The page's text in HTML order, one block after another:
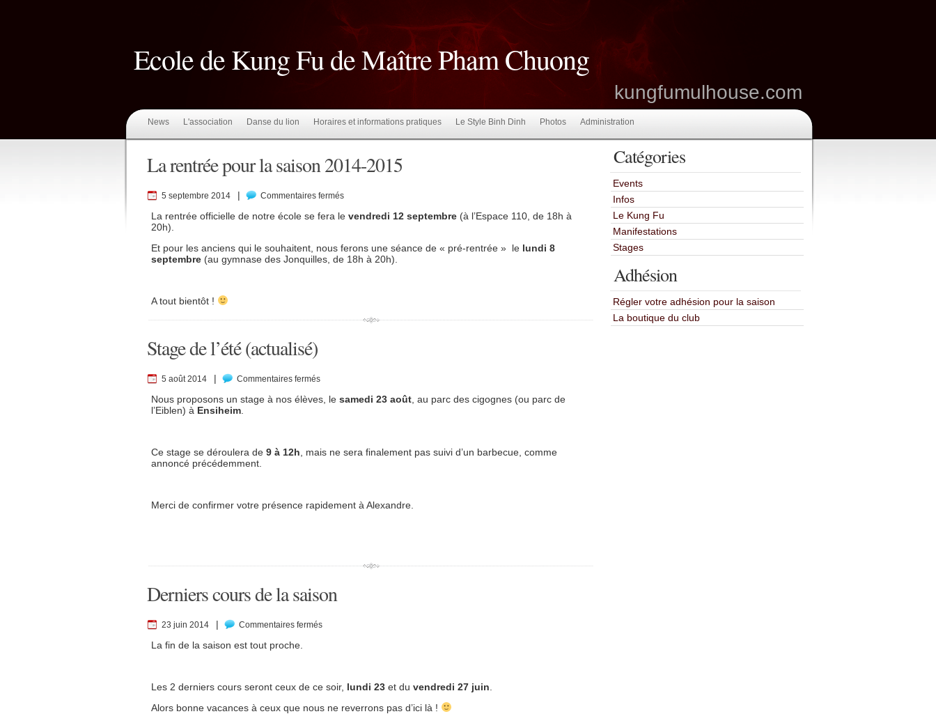
Ecole de Kung Fu de Maître Pham Chuong
kungfumulhouse.com
News L'association Danse du lion Horaires et informations pratiques Le Style Binh Dinh Photos Administration
La rentrée pour la saison 2014-2015
5 septembre 2014 | Commentaires ferméssur
rentrée
pour
2014-
2015
La rentrée officielle de notre école se fera le vendredi 12 septembre (à l’Espace 110, de 18h à
20h).
Et pour les anciens qui le souhaitent, nous ferons une séance de « pré-rentrée » le lundi 8
septembre (au gymnase des Jonquilles, de 18h à 20h).
A tout bientôt !
Stage de l’été (actualisé)
5 août 2014 | Commentaires ferméssur
l’été
Nous proposons un stage à nos élèves, le samedi 23 août , au parc des cigognes (ou parc de
l’Eiblen) à Ensiheim
Ce stage se déroulera de 9 à 12h , mais ne sera finalement pas suivi d’un barbecue, comme
annoncé précédemment.
Merci de confirmer votre présence rapidement à Alexandre.
Derniers cours de la saison
23 juin 2014 | Commentaires ferméssur
La fin de la saison est tout proche.
Les 2 derniers cours seront ceux de ce soir, lundi 23 et du vendredi 27 juin
Alors bonne vacances à ceux que nous ne reverrons pas d’ici là !
Catégories
Events
Infos
Le Kung Fu
Manifestations
Stages
Adhésion
Régler votre adhésion pour la saison
La boutique du club